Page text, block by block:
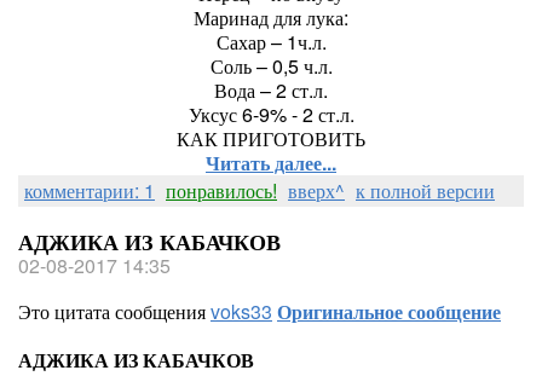
Маринад для лука:
Сахар – 1ч.л.
Соль – 0,5 ч.л.
Вода – 2 ст.л.
Уксус 6-9% - 2 ст.л.
КАК ПРИГОТОВИТЬ
Читать далее...
комментарии: 1 понравилось! вверх^ к полной версии
АДЖИКА ИЗ КАБАЧКОВ
02-08-2017 14:35
Это цитата сообщенияvoks33 Оригинальное сообщение
АДЖИКА ИЗ КАБАЧКОВ